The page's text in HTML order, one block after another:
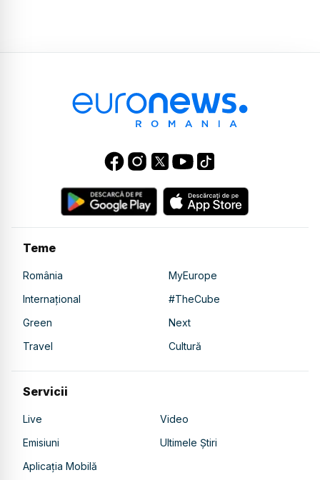
Teme
România
MyEurope
Internațional
#TheCube
Green
Next
Travel
Cultură
Servicii
Live
Video
Emisiuni
Ultimele Știri
Aplicația Mobilă